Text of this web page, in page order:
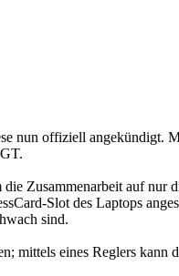
nun offiziell angekündigt.
Zusammenarbeit auf nur
Slot des Laptops
sind.
mittels eines Reglers kann